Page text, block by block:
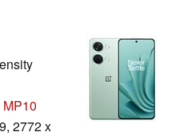
2772 x